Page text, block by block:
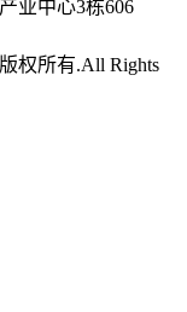
业中心3栋606
权所有.All Rights